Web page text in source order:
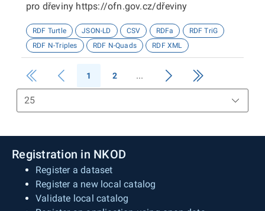
pro dřeviny https://ofn.gov.cz/dřeviny
RDF Turtle JSON-LD CSV RDFa
RDF TriG
RDF N-Triples
RDF N-Quads RDF XML
1 2
Registration in NKOD
Register a dataset
Register a new local catalog
Validate local catalog